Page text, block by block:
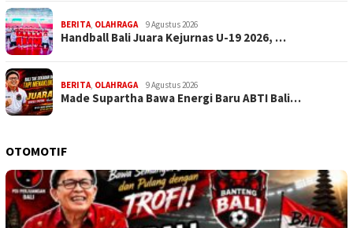
BERITA OLAHRAGA 9 Agustus 2026
Handball Bali Juara Kejurnas U-19 2026, …
BERITA OLAHRAGA 9 Agustus 2026
Made Supartha Bawa Energi Baru ABTI Bali…
OTOMOTIF